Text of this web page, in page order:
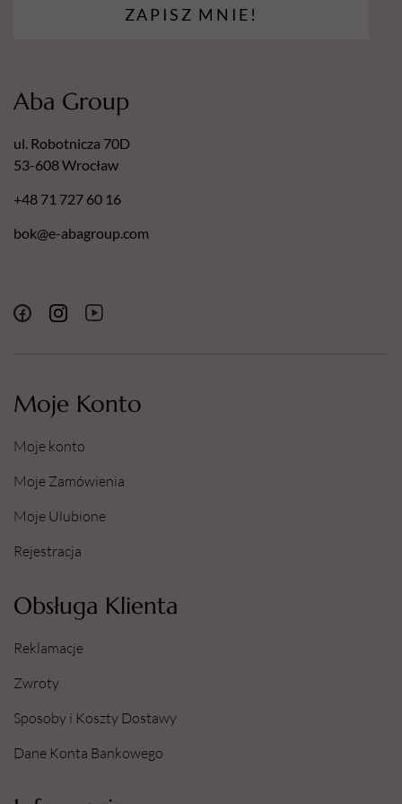
ZAPISZ MNIE!
Moje Konto
Moje konto
Moje Zamówienia
Moje Ulubione
Rejestracja
Obsługa Klienta
Reklamacje
Zwroty
Sposoby i Koszty Dostawy
Dane Konta Bankowego
Aba Group
ul. Robotnicza 70D
53-608 Wrocław
+48 71 727 60 16
bok@e-abagroup.com